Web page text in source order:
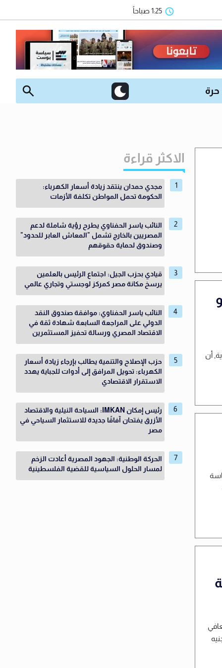
1:25 صباحاً
حرة
أن
بدء التعافي
الاكثر قراءة
مجدي حمدان ينتقد زيادة أسعار الكهرباء:
الحكومة تحمل المواطن تكلفة الأزمات
النائب ياسر الحفناوي يطرح رؤية شاملة لدعم
المصريين بالخارج تشمل "المعاش العابر للحدود"
وصندوق لحماية حقوقهم
قيادي بحزب الجيل: اجتماع الرئيس بالعلمين
يرسخ مكانة مصر كمركز لوجستي وتجاري عالمي
النائب ياسر الحفناوي: موافقة صندوق النقد
الدولي على المراجعة السابعة شهادة ثقة في
الاقتصاد المصري ورسالة تحفيز المستثمرين
حزب الإصلاح والتنمية يطالب بإرجاء زيادة أسعار
الكهرباء: تحويل المرافق إلى أدوات للجباية يهدد
الاستقرار الاقتصادي
رئيس إمكان IMKAN: السياحة النيلية والاقتصاد
الأزرق يفتحان آفاقًا جديدة للاستثمار السياحي في
مصر
الحركة الوطنية: الجهود المصرية أعادت الزخم
لمسار الحلول السياسية للقضية الفلسطينية